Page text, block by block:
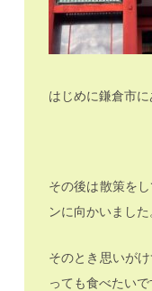
はじめに鎌倉市
その後は散策を
ンに向かいました
そのとき思いが
っても食べたいで